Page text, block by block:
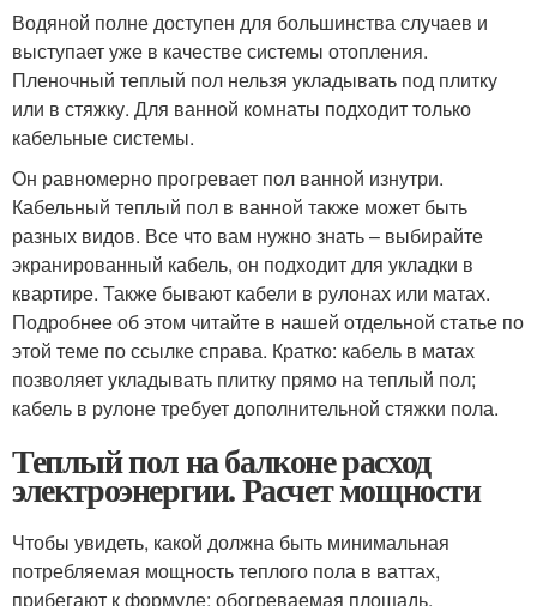
Водяной полне доступен для большинства случаев и
выступает уже в качестве системы отопления.
Пленочный теплый пол нельзя укладывать под плитку
или в стяжку. Для ванной комнаты подходит только
кабельные системы.
Он равномерно прогревает пол ванной изнутри.
Кабельный теплый пол в ванной также может быть
разных видов. Все что вам нужно знать – выбирайте
экранированный кабель, он подходит для укладки в
квартире. Также бывают кабели в рулонах или матах.
Подробнее об этом читайте в нашей отдельной статье по
этой теме по ссылке справа. Кратко: кабель в матах
позволяет укладывать плитку прямо на теплый пол;
кабель в рулоне требует дополнительной стяжки пола.
Теплый пол на балконе расход
электроэнергии. Расчет мощности
Чтобы увидеть, какой должна быть минимальная
потребляемая мощность теплого пола в ваттах,
прибегают к формуле: обогреваемая площадь,